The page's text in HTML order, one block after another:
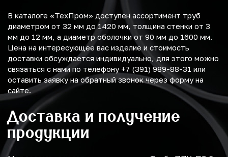
В каталоге «ТехПром» доступен ассортимент труб
диаметром от 32 мм до 1420 мм, толщина стенки от 3
мм до 12 мм, а диаметр оболочки от 90 мм до 1600 мм.
Цена на интересующее вас изделие и стоимость
доставки обсуждается индивидуально, для этого можно
связаться с нами по телефону +7 (391) 989-88-31 или
оставить заявку на обратный звонок через форму на
сайте.
Доставка и получение
продукции